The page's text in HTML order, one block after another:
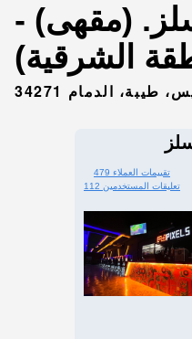
(مقهى) -
الدمام 34271
479 تقييمات العملاء
112 تعليقات المستخدمين